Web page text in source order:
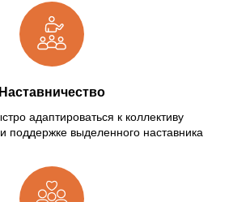
Наставничество
адаптироваться к коллективу
и деятельности при поддержке выделенного наставника